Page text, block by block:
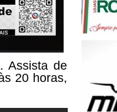
Assista de
20 horas,